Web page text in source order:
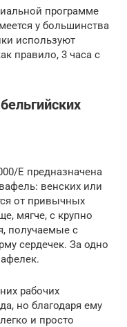
программе
у большинства
используют
правило, 3 часа с
E предназначена
венских или
от привычных
мягче, с крупно
получаемые с
сердечек. За одно
рабочих
но благодаря ему
и просто